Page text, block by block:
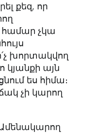
քեզ, որ
համար չկա
խորտակվող
կյանքի այն
ես հիմա։
չի կարող